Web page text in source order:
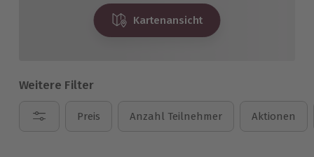
Kartenansicht
Weitere Filter
Preis Anzahl Teilnehmer Aktionen